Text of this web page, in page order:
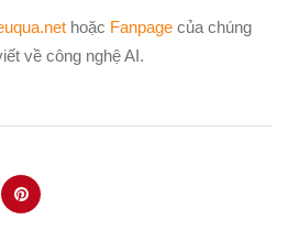
hoặc Fanpage của chúng
về công nghệ AI.